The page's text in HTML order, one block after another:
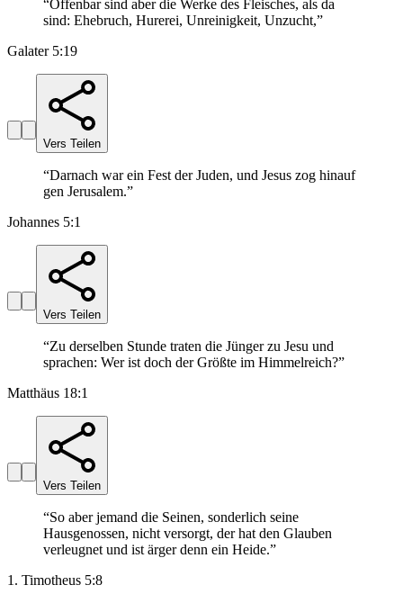
“Offenbar sind aber die Werke des Fleisches, als da
sind: Ehebruch, Hurerei, Unreinigkeit, Unzucht,”
Galater 5:19
Vers Teilen
“Darnach war ein Fest der Juden, und Jesus zog hinauf
gen Jerusalem.”
Johannes 5:1
Vers Teilen
“Zu derselben Stunde traten die Jünger zu Jesu und
sprachen: Wer ist doch der Größte im Himmelreich?”
Matthäus 18:1
Vers Teilen
“So aber jemand die Seinen, sonderlich seine
Hausgenossen, nicht versorgt, der hat den Glauben
verleugnet und ist ärger denn ein Heide.”
1. Timotheus 5:8